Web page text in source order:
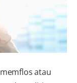
atau